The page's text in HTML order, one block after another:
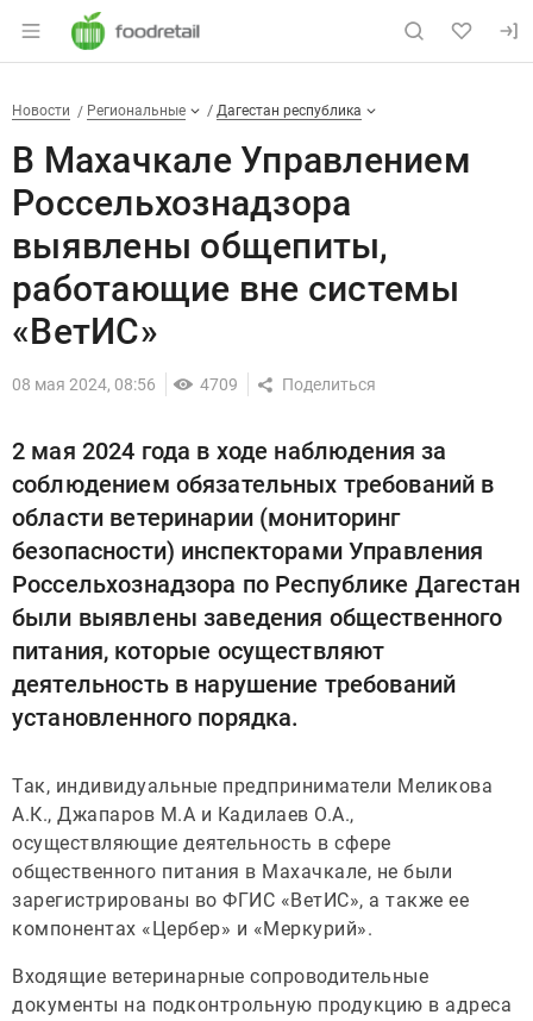
Раздел навигации по сайту
В Махачкале Управлением
Новости
Разделы
Новости Региональные Дагестан республика
В Махачкале Управлением
Россельхознадзора
выявлены общепиты,
работающие вне системы
«ВетИС»
08 мая 2024, 08:56 4709
2 мая 2024 года в ходе наблюдения за
соблюдением обязательных требований в
области ветеринарии (мониторинг
безопасности) инспекторами Управления
Россельхознадзора по Республике Дагестан
были выявлены заведения общественного
питания, которые осуществляют
деятельность в нарушение требований
установленного порядка.
Так, индивидуальные предприниматели Меликова
А.К., Джапаров М.А и Кадилаев О.А.,
осуществляющие деятельность в сфере
общественного питания в Махачкале, не были
зарегистрированы во ФГИС «ВетИС», а также ее
компонентах «Цербер» и «Меркурий».
Входящие ветеринарные сопроводительные
документы на подконтрольную продукцию в адреса